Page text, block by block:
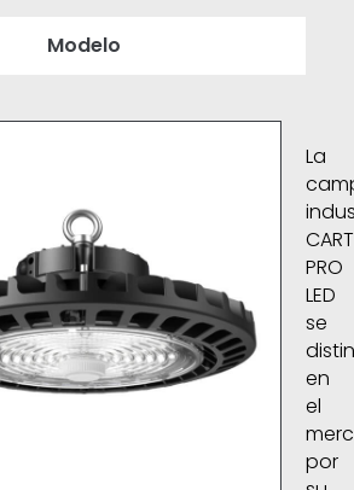
Modelo
La
PRO
LED
se
en
el
por